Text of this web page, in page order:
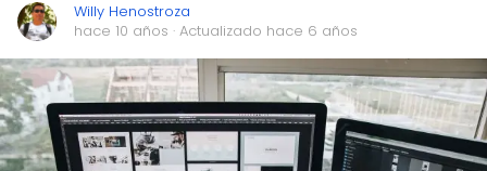
Willy Henostroza
hace 10 años · Actualizado hace 6 años